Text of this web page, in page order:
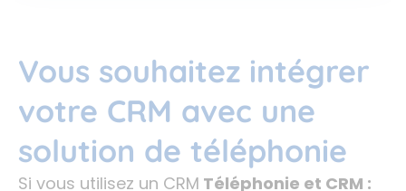
Vous souhaitez intégrer
votre CRM avec une
solution de téléphonie
Si vous utilisez un CRM Téléphonie et CRM :